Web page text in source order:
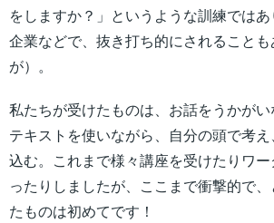
をしますか？」というような訓練では
企業などで、抜き打ち的にされること
が）。
私たちが受けたものは、お話をうかがい
テキストを使いながら、自分の頭で考え
込む。これまで様々講座を受けたりワ
ったりしましたが、ここまで衝撃的で
たものは初めてです！